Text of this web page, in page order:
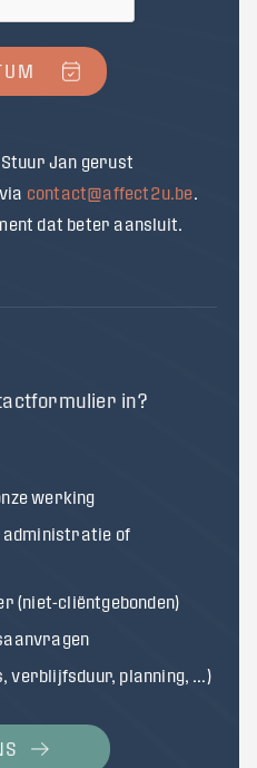
Jan gerust
contact@affect2u.be.
dat beter aansluit.
in?
werking
of
(niet-cliëntgebonden)
verblijfsduur, planning, …)